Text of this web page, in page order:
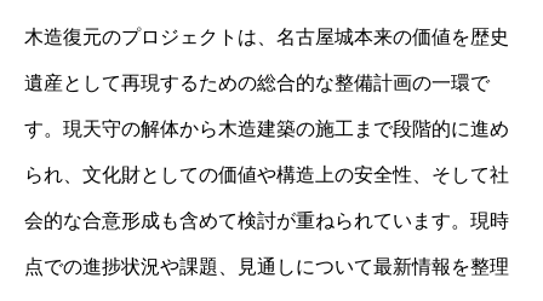
木造復元のプロジェクトは、名古屋城本来の価値を歴史
遺産として再現するための総合的な整備計画の一環で
す。現天守の解体から木造建築の施工まで段階的に進め
られ、文化財としての価値や構造上の安全性、そして社
会的な合意形成も含めて検討が重ねられています。現時
点での進捗状況や課題、見通しについて最新情報を整理